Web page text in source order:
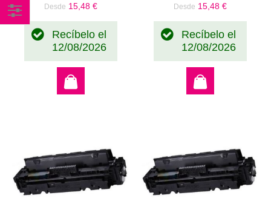
Desde 15,48 €
Recíbelo el
12/08/2026
Desde 15,48 €
Recíbelo el
12/08/2026
Comprar